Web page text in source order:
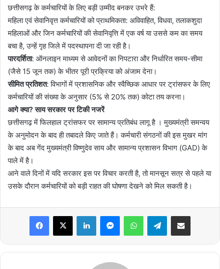
छत्तीसगढ़ के कर्मचारियों के लिए बड़ी उम्मीद बनकर उभरे हैं:
​महिला एवं सेवानिवृत्त कर्मचारियों को प्राथमिकता: अविवाहित, विधवा, तलाकशुदा
महिलाओं और जिन कर्मचारियों की सेवानिवृत्ति में एक वर्ष या उससे कम का समय
बचा है, उन्हें गृह जिले में पदस्थापना दी जा रही है।
पारदर्शिता: ऑनलाइन माध्यम से आवेदनों का निपटारा और निर्धारित समय-सीमा
(जैसे 15 जून तक) के भीतर पूरी प्रक्रिया को अंजाम देना।
​सीमित प्रतिशत: विभागों में प्रशासनिक और स्वैच्छिक आधार पर ट्रांसफर के लिए
कर्मचारियों की संख्या के अनुसार (5% से 20% तक) कोटा तय करना।
​आगे क्या? साय सरकार पर टिकी नजरें
​छत्तीसगढ़ में फिलहाल ट्रांसफर पर सामान्य प्रतिबंध लागू है । मुख्यमंत्री समन्वय
के अनुमोदन के बाद ही तबादले किए जाते हैं। कर्मचारी संगठनों की इस मुखर मांग
के बाद अब गेंद मुख्यमंत्री विष्णुदेव साय और सामान्य प्रशासन विभाग (GAD) के
पाले में है।
​आने वाले दिनों में यदि सरकार इस पर विचार करती है, तो मानसून सत्र से पहले या
उसके दौरान कर्मचारियों को बड़ी राहत की घोषणा देखने को मिल सकती है।
Facebook
X LinkedInMessengerWhatsAppTelegramShare via Email